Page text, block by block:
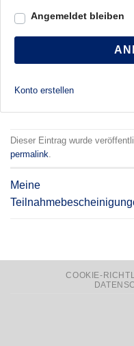
Angemeldet bleiben
Konto erstellen
Dieser Eintrag wurde
permalink.
Meine
COOKIE-